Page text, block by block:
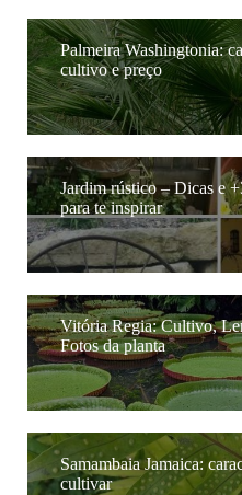
Palmeira Washingtonia:
cultivo e preço
Jardim rústico – Dicas e
para te inspirar
Vitória Regia: Cultivo,
Fotos da planta
Samambaia Jamaica:
cultivar